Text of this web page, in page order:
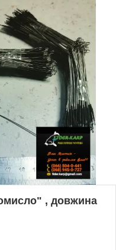
, довжина